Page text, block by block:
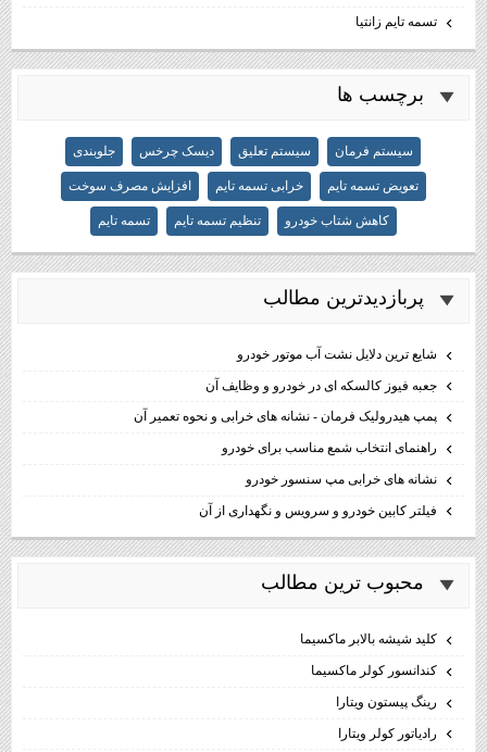
تسمه تایم زانتیا
برچسب ها
سیستم فرمان سیستم تعلیق دیسک چرخس جلوبندی
تعویض تسمه تایم خرابی تسمه تایم افزایش مصرف سوخت
کاهش شتاب خودرو تنظیم تسمه تایم تسمه تایم
پربازديدترين مطالب
شایع ترین دلایل نشت آب موتور خودرو
جعبه فیوز کالسکه ای در خودرو و وظایف آن
پمپ هیدرولیک فرمان - نشانه های خرابی و نحوه تعمیر آن
راهنمای انتخاب شمع مناسب برای خودرو
نشانه های خرابی مپ سنسور خودرو
فیلتر کابین خودرو و سرویس و نگهداری از آن
محبوب ترين مطالب
كليد شيشه بالابر ماكسيما
كندانسور كولر ماكسيما
رینگ پیستون ویتارا
رادیاتور کولر ویتارا